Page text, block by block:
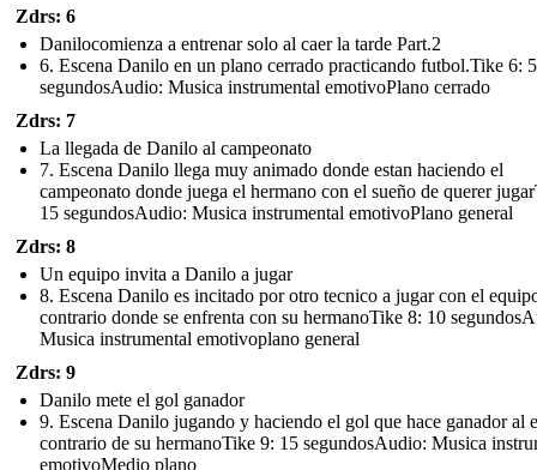
Zdrs: 6
Danilocomienza a entrenar solo al caer la tarde Part.2
6. Escena Danilo en un plano cerrado practicando futbol.Tike 6: 5
segundosAudio: Musica instrumental emotivoPlano cerrado
Zdrs: 7
La llegada de Danilo al campeonato
7. Escena Danilo llega muy animado donde estan haciendo el
campeonato donde juega el hermano con el sueño de querer
15 segundosAudio: Musica instrumental emotivoPlano general
Zdrs: 8
Un equipo invita a Danilo a jugar
8. Escena Danilo es incitado por otro tecnico a jugar con el
contrario donde se enfrenta con su hermanoTike 8: 10
Musica instrumental emotivoplano general
Zdrs: 9
Danilo mete el gol ganador
9. Escena Danilo jugando y haciendo el gol que hace ganador al
contrario de su hermanoTike 9: 15 segundosAudio: Musica
emotivoMedio plano